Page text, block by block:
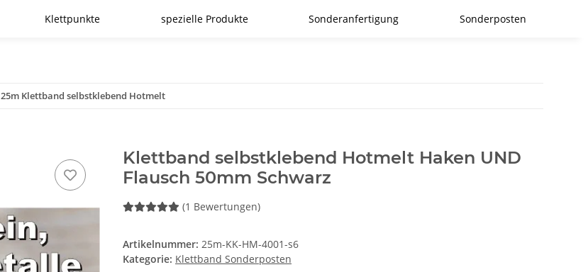
Klettpunkte spezielle Produkte Sonderanfertigung Sonderposten
25m Klettband selbstklebend Hotmelt
Klettband selbstklebend Hotmelt Haken UND
Flausch 50mm Schwarz
(1 Bewertungen)
Artikelnummer: 25m-KK-HM-4001-s6
Kategorie: Klettband Sonderposten